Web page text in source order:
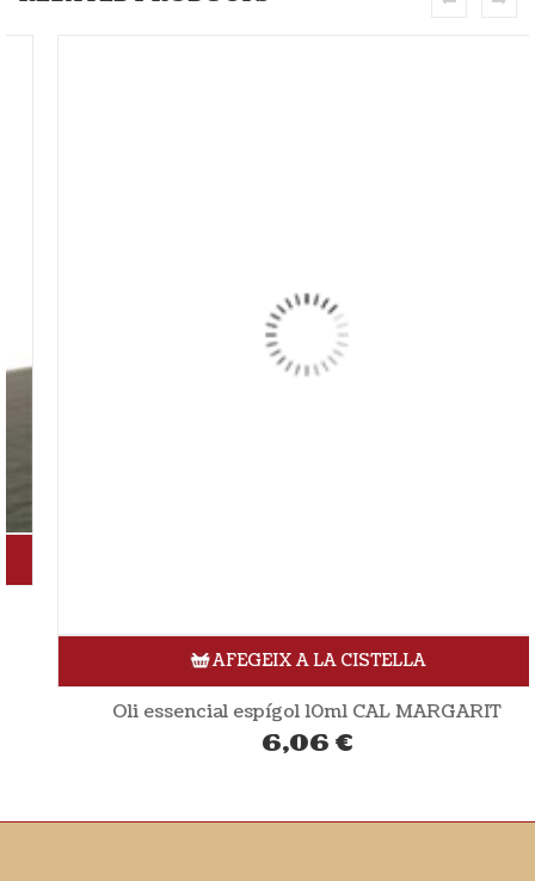
AFEGEIX A LA CISTELLA
Oli essencial espígol 10ml CAL MARGARIT
6,06€